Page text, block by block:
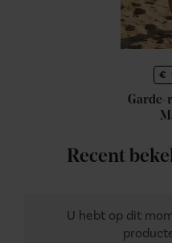
€
Garde-
Recent
U hebt op dit